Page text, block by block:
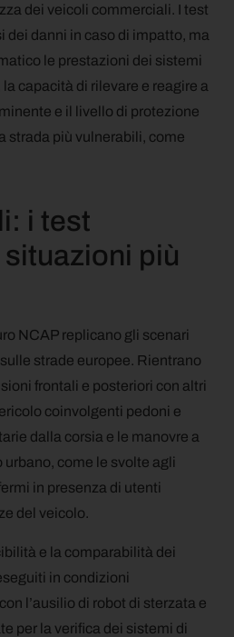
dei veicoli commerciali. I test
dei danni in caso di impatto, ma
le prestazioni dei sistemi
capacità di rilevare e reagire a
e il livello di protezione
strada più vulnerabili, come
i test
più
NCAP replicano gli scenari
strade europee. Rientrano
frontali e posteriori con altri
coinvolgenti pedoni e
dalla corsia e le manovre a
come le svolte agli
in presenza di utenti
del veicolo.
e la comparabilità dei
in condizioni
l’ausilio di robot di sterzata e
per la verifica dei sistemi di